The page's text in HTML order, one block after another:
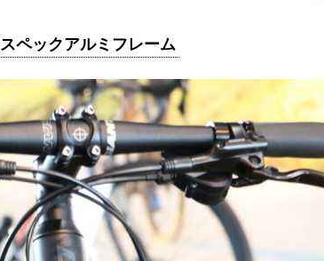
ペックアルミフレーム